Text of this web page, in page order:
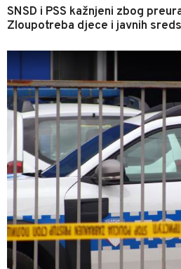
SNSD i PSS kažnjeni zbog
Zloupotreba djece i javnih